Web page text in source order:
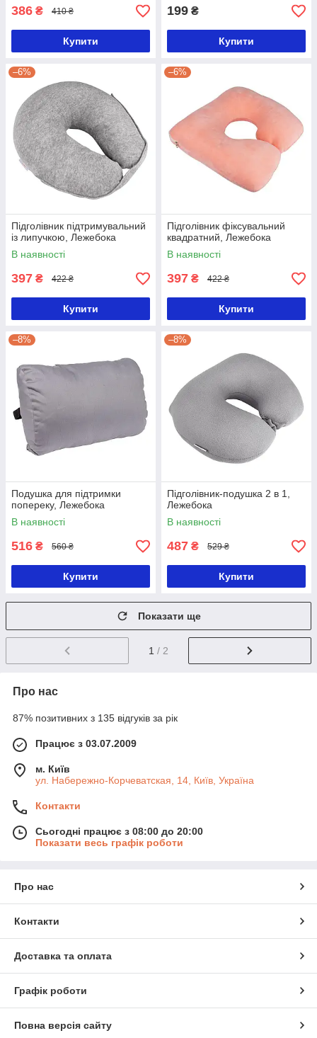
386 ₴ 410 ₴
Купити
199 ₴
Купити
–6%
Підголівник підтримувальний
із липучкою, Лежебока
В наявності
397 ₴ 422 ₴
Купити
–6%
Підголівник фіксувальний
квадратний, Лежебока
В наявності
397 ₴ 422 ₴
Купити
–8%
Подушка для підтримки
попереку, Лежебока
В наявності
516 ₴ 560 ₴
Купити
–8%
Підголівник-подушка 2 в 1,
Лежебока
В наявності
487 ₴ 529 ₴
Купити
Показати ще
1 / 2
Про нас
87% позитивних з 135 відгуків за рік
Працює з 03.07.2009
м. Київ
ул. Набережно-Корчеватская, 14, Київ, Україна
Контакти
Сьогодні працює з 08:00 до 20:00
Показати весь графік роботи
Про нас
Контакти
Доставка та оплата
Графік роботи
Повна версія сайту